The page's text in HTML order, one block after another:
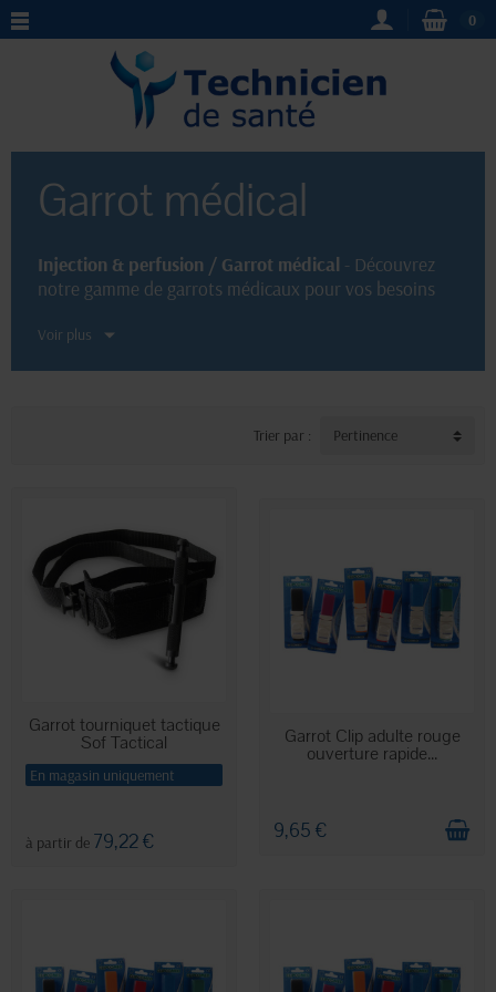
0
Garrot médical
Injection & perfusion / Garrot médical - Découvrez
notre gamme de garrots médicaux pour vos besoins
simples d'utilisation, et adaptés aux professionnels de
Voir plus
Trier par : Pertinence
Garrot tourniquet tactique
Sof Tactical
En magasin uniquement
à partir de 79,22 €
EN STOCK
Garrot Clip adulte rouge
ouverture rapide...
9,65 €